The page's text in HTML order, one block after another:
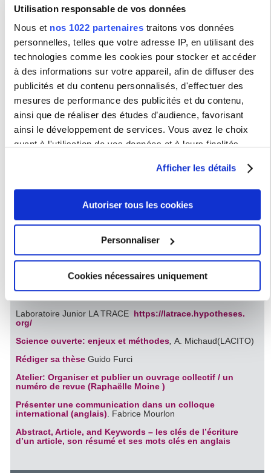
Utilisation responsable de vos données
Nous et nos 1022 partenaires traitons vos données
personnelles, telles que votre adresse IP, en utilisant des
technologies comme les cookies pour stocker et accéder
à des informations sur votre appareil, afin de diffuser des
publicités et du contenu personnalisés, d'effectuer des
mesures de performance des publicités et du contenu,
ainsi que de réaliser des études d’audience, favorisant
ainsi le développement de services. Vous avez le choix
quant à l'utilisation de vos données et à leurs finalités.
moment en consultant la Déclaration relative aux cookies
ou en cliquant sur l'icône de confidentialité.
Si vous le permettez, nous aimerions également :
géographique qui peuvent être précises à plusieurs
mètres près
Identifier votre appareil en l'analysant activement
pour en relever les caractéristiques spécifiques
Pour en savoir plus sur le traitement de vos données
personnelles et définir vos préférences, reportez-vous à la
consentement à tout moment à partir de la déclaration sur
les cookies.
Les cookies nous permettent de personnaliser le contenu
médias sociaux et d'analyser notre trafic. Nous
notre site avec nos partenaires de médias sociaux, de
Afficher les détails
Autoriser tous les cookies
Personnaliser
Cookies nécessaires uniquement
Nouvelle.
Raphaëlle Moine
Céline Thurel
Candidater à des postes d’ATER et de PRAG / PRCE :
constitution du dossier et démarches auprès du rectorat.
Sophie Houdard
Séminaires doctoraux 2021-2022
Les Amériques dans l'espace Atlantique (A.Gomez
Récits et usages de la Seconde Guerre mondiale dans
contemporaines ( Xavier Tabet Paris 8 Maria Pia De Paulis
faire des images dans la recherche en Humanités (XVIe-
Musitelli)
Séminaire des doctorants Le Cercle Latin
Laboratoire Junior LA TRACE
https://latrace.hypotheses.
org/
Science ouverte: enjeux et méthodes ,A. Michaud(LACITO)
Rédiger sa thèse Guido Furci
Atelier: Organiser et publier un ouvrage collectif / un
numéro de revue (Raphaëlle Moine )
Présenter une communication dans un colloque
international (anglais) . Fabrice Mourlon
Abstract, Article, and Keywords – les clés de l’écriture
d’un article, son résumé et ses mots clés en anglais